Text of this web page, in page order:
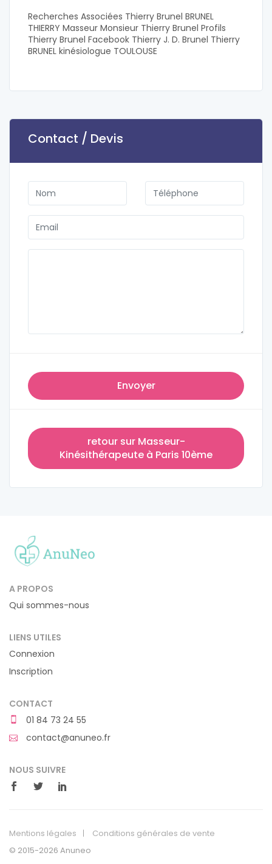
Recherches Associées Thierry Brunel BRUNEL
THIERRY Masseur Monsieur Thierry Brunel Profils
Thierry Brunel Facebook Thierry J. D. Brunel Thierry
BRUNEL kinésiologue TOULOUSE
Contact / Devis
Envoyer
retour sur Masseur-
Kinésithérapeute à Paris 10ème
A PROPOS
Qui sommes-nous
LIENS UTILES
Connexion
Inscription
CONTACT
01 84 73 24 55
contact@anuneo.fr
NOUS SUIVRE
Mentions légales
Conditions générales de vente
© 2015-2026 Anuneo